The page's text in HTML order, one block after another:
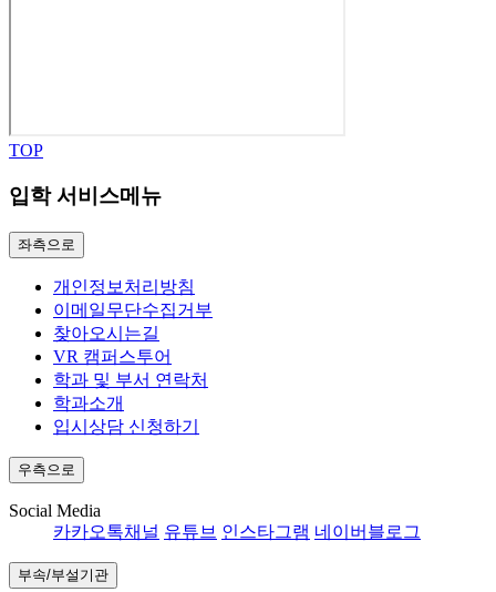
TOP
입학 서비스메뉴
좌측으로
개인정보처리방침
이메일무단수집거부
찾아오시는길
VR 캠퍼스투어
학과 및 부서 연락처
학과소개
입시상담 신청하기
우측으로
Social Media
카카오톡채널 유튜브 인스타그램 네이버블로그
부속/부설기관